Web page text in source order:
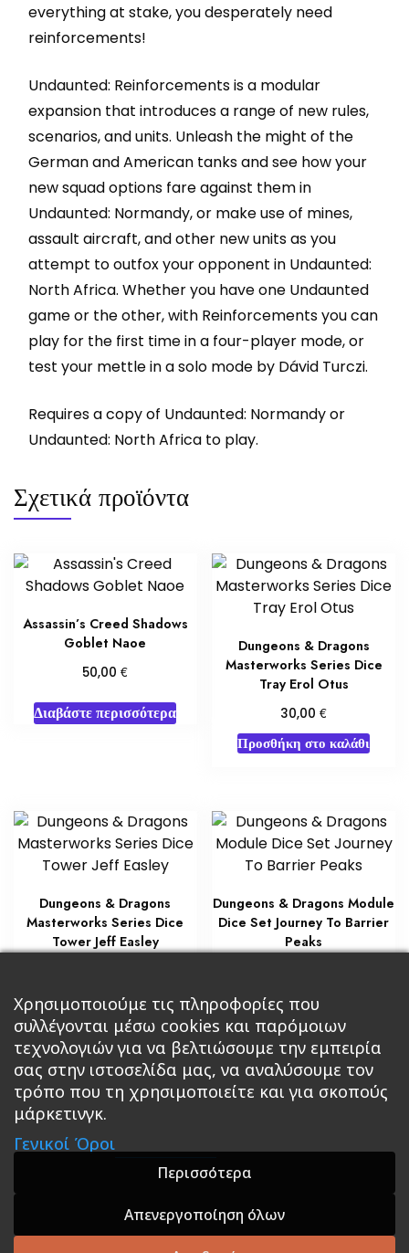
everything at stake, you desperately need
reinforcements!
Undaunted: Reinforcements is a modular
expansion that introduces a range of new rules,
scenarios, and units. Unleash the might of the
German and American tanks and see how your
new squad options fare against them in
Undaunted: Normandy, or make use of mines,
assault aircraft, and other new units as you
attempt to outfox your opponent in Undaunted:
North Africa. Whether you have one Undaunted
game or the other, with Reinforcements you can
play for the first time in a four-player mode, or
test your mettle in a solo mode by Dávid Turczi.
Requires a copy of Undaunted: Normandy or
Undaunted: North Africa to play.
Σχετικά προϊόντα
Assassin’s Creed Shadows
Goblet Naoe
50,00€
Διαβάστε περισσότερα
Dungeons & Dragons
Masterworks Series Dice
Tray Erol Otus
30,00€
Προσθήκη στο καλάθι
Dungeons & Dragons
Masterworks Series Dice
Tower Jeff Easley
Διαβάστε περισσότερα
Dungeons & Dragons Module
Dice Set Journey To Barrier
Peaks
Προσθήκη στο καλάθι
Κεντρική Βιβλία
Roleplaying Games Ψυχαγωγία Εκδόσεις Βάρδος
Σε Προσφορά
A theme by GradientThemes - A theme by Gradient
Themes
Χρησιμοποιούμε τις πληροφορίες που
συλλέγονται μέσω cookies και παρόμοιων
τεχνολογιών για να βελτιώσουμε την εμπειρία
σας στην ιστοσελίδα μας, να αναλύσουμε τον
τρόπο που τη χρησιμοποιείτε και για σκοπούς
μάρκετινγκ.
Γενικοί Όροι
Περισσότερα
Απενεργοποίηση όλων